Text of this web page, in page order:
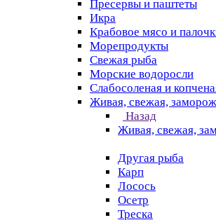
Пресервы и паштеты
Икра
Крабовое мясо и
Морепродукты
Свежая рыба
Морские водоросли
Слабосоленая и
Живая, свежая,
Назад
Живая, свежая,
Другая рыба
Карп
Лосось
Осетр
Треска